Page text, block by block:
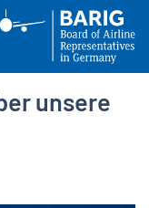
unsere